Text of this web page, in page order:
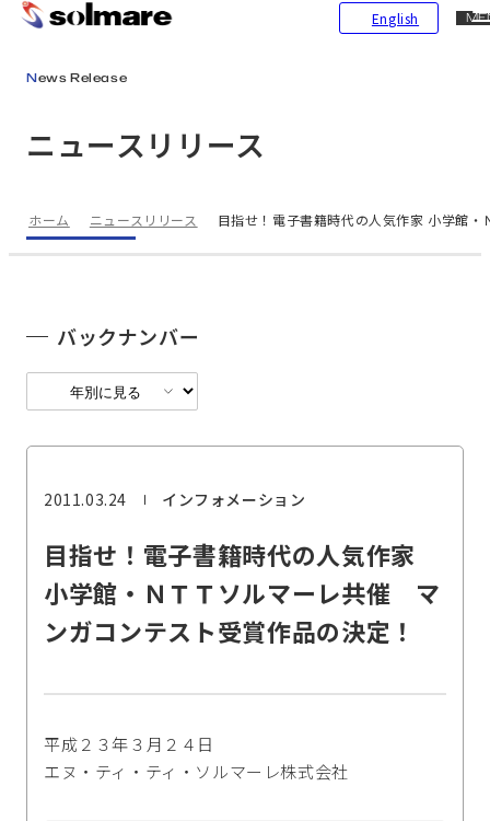
English
ニュースリリース
News Release
ホーム ニュースリリース 目指せ！電子書籍時代の人気作家 小学館
2011.03.24 インフォメーション
目指せ！電子書籍時代の人気作家
小学館・ＮＴＴソルマーレ共催 マ
ンガコンテスト受賞作品の決定！
平成２３年３月２４日
エヌ・ティ・ティ・ソルマーレ株式会社
バックナンバー